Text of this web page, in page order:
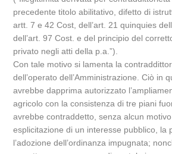
precedente titolo abilitativo, difetto di
artt. 7 e 42 Cost, dell’art. 21 quinquies
dell’art. 97 Cost. e del principio del
privato negli atti della p.a.”).
Con tale motivo si lamenta la
dell’operato dell’Amministrazione. Ciò in
avrebbe dapprima autorizzato
agricolo con la consistenza di tre piani
avrebbe contraddetto, senza alcun
esplicitazione di un interesse pubblico, la
l’adozione dell’ordinanza impugnata;